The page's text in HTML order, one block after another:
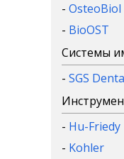
- OsteoBiol
- BioOST
Системы
- SGS
- Hu-Friedy
- Kohler